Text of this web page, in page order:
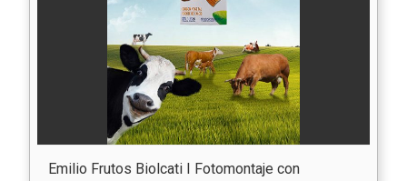
Emilio Frutos Biolcati I Fotomontaje con